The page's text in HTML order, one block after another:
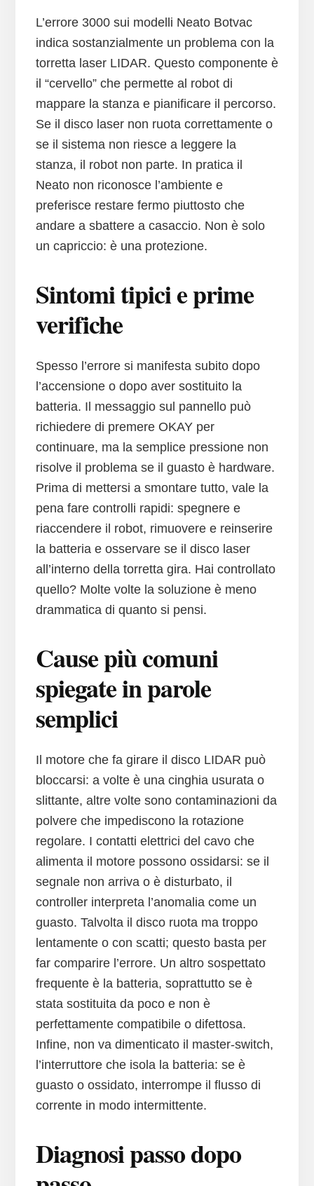
L’errore 3000 sui modelli Neato Botvac
indica sostanzialmente un problema con la
torretta laser LIDAR. Questo componente è
il “cervello” che permette al robot di
mappare la stanza e pianificare il percorso.
Se il disco laser non ruota correttamente o
se il sistema non riesce a leggere la
stanza, il robot non parte. In pratica il
Neato non riconosce l’ambiente e
preferisce restare fermo piuttosto che
andare a sbattere a casaccio. Non è solo
un capriccio: è una protezione.
Sintomi tipici e prime
verifiche
Spesso l’errore si manifesta subito dopo
l’accensione o dopo aver sostituito la
batteria. Il messaggio sul pannello può
richiedere di premere OKAY per
continuare, ma la semplice pressione non
risolve il problema se il guasto è hardware.
Prima di mettersi a smontare tutto, vale la
pena fare controlli rapidi: spegnere e
riaccendere il robot, rimuovere e reinserire
la batteria e osservare se il disco laser
all’interno della torretta gira. Hai controllato
quello? Molte volte la soluzione è meno
drammatica di quanto si pensi.
Cause più comuni
spiegate in parole
semplici
Il motore che fa girare il disco LIDAR può
bloccarsi: a volte è una cinghia usurata o
slittante, altre volte sono contaminazioni da
polvere che impediscono la rotazione
regolare. I contatti elettrici del cavo che
alimenta il motore possono ossidarsi: se il
segnale non arriva o è disturbato, il
controller interpreta l’anomalia come un
guasto. Talvolta il disco ruota ma troppo
lentamente o con scatti; questo basta per
far comparire l’errore. Un altro sospettato
frequente è la batteria, soprattutto se è
stata sostituita da poco e non è
perfettamente compatibile o difettosa.
Infine, non va dimenticato il master-switch,
l’interruttore che isola la batteria: se è
guasto o ossidato, interrompe il flusso di
corrente in modo intermittente.
Diagnosi passo dopo